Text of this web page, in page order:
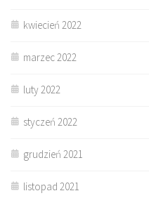
kwiecień 2022
marzec 2022
luty 2022
styczeń 2022
grudzień 2021
listopad 2021